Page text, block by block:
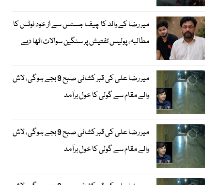
میر رضا کے والد کا چیف جسٹس سے از خود نوٹس کا
مطالبہ، پولیس تفتیش پر سنگین سوالات اٹھا دیے
میر رضا علی کی قبر کشائی صبح 9 بجے ہوگی، لاش
والے مقام سے گولی کا خول برآمد
میر رضا علی کی قبر کشائی صبح 9 بجے ہوگی، لاش
والے مقام سے گولی کا خول برآمد